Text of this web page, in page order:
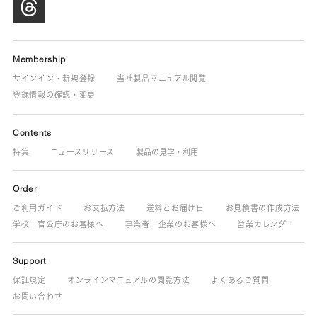
Membership
サインイン・新規登録
当社製品マニュアル閲覧
登録情報の確認・変更
Contents
特集 ニュースリリース 製品の見学・利用
Order
ご利用ガイド お支払方法 送料とお届け日
お見積書の作成方法
学校・官公庁のお客様へ
事業者・企業のお客様へ 営業カレンダー
Support
保証規定 オンラインマニュアルの閲覧方法
よくあるご質問
お問い合わせ